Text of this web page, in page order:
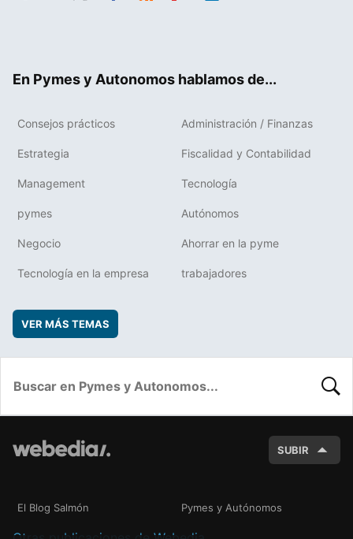
En Pymes y Autonomos hablamos de...
Consejos prácticos Administración / Finanzas
Estrategia Fiscalidad y Contabilidad
Management Tecnología
pymes Autónomos
Negocio Ahorrar en la pyme
Tecnología en la empresa trabajadores
VER MÁS TEMAS
SUBIR
El Blog Salmón Pymes y Autónomos